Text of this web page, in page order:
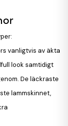
vanligtvis av äkta
look samtidigt
De läckraste
lammskinnet,